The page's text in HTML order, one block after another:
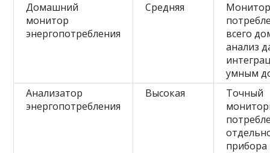
Домашний
монитор
энергопотребления
Средняя
всего
анализ
умным
Анализатор
энергопотребления
Высокая
Точный
прибора